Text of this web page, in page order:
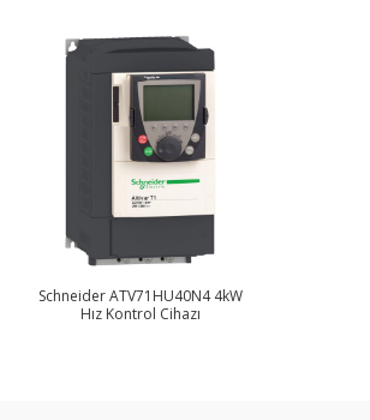
Schneider ATV71HU40N4 4kW
Hız Kontrol Cihazı